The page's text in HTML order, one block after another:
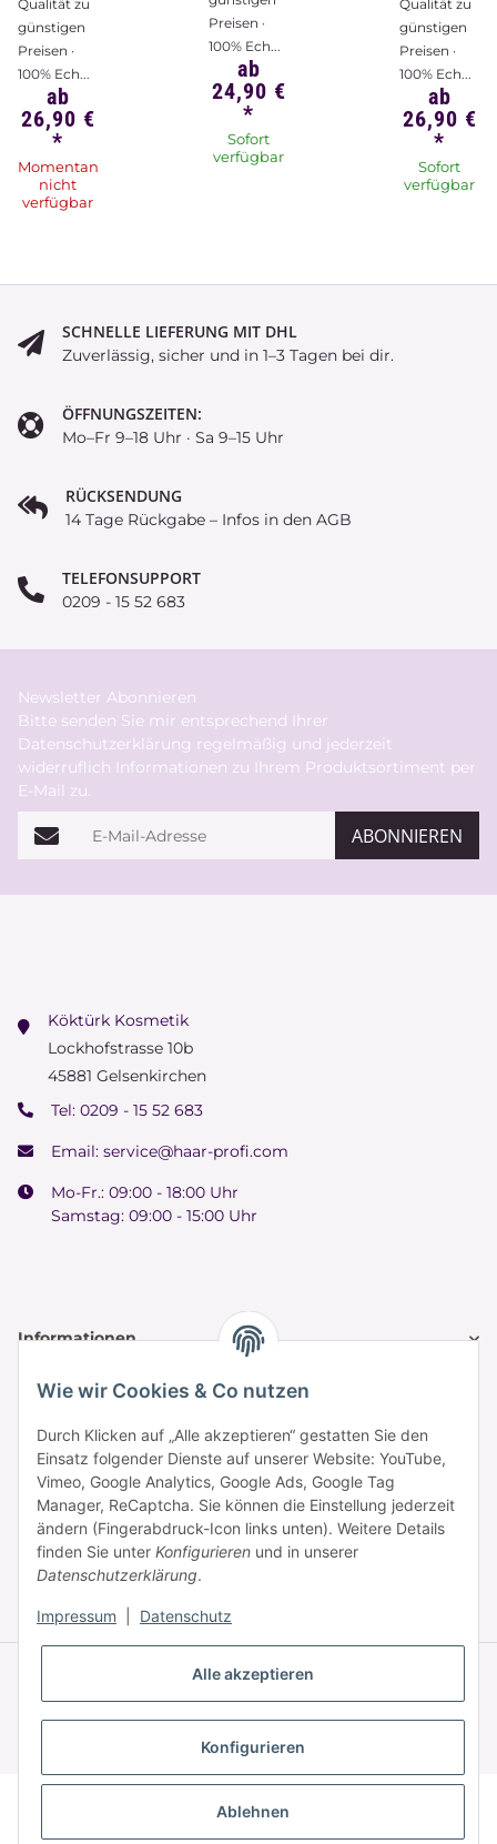
Wie wir Cookies & Co nutzen
Durch Klicken auf „Alle akzeptieren“ gestatten Sie den
Einsatz folgender Dienste auf unserer Website: YouTube,
Vimeo, Google Analytics, Google Ads, Google Tag
Manager, ReCaptcha. Sie können die Einstellung jederzeit
ändern (Fingerabdruck-Icon links unten). Weitere Details
finden Sie unter Konfigurieren und in unserer
Datenschutzerklärung.
Impressum Datenschutz
Alle akzeptieren
Konfigurieren
Ablehnen
Qualität zu
günstigen
Preisen ·
100% Ech...
ab
26,90 €
*
Momentan
nicht
verfügbar
Preisen ·
100% Ech...
ab
24,90 €
*
Sofort
verfügbar
Qualität zu
günstigen
Preisen ·
100% Ech...
ab
26,90 €
*
Sofort
verfügbar
SCHNELLE LIEFERUNG MIT DHL
Zuverlässig, sicher und in 1–3 Tagen bei dir.
ÖFFNUNGSZEITEN:
Mo–Fr 9–18 Uhr · Sa 9–15 Uhr
RÜCKSENDUNG
14 Tage Rückgabe – Infos in den AGB
TELEFONSUPPORT
0209 - 15 52 683
Newsletter Abonnieren
Bitte senden Sie mir entsprechend Ihrer
Datenschutzerklärung regelmäßig und jederzeit
widerruflich Informationen zu Ihrem Produktsortiment per
E-Mail zu.
E-Mail-Adresse ABONNIEREN
Köktürk Kosmetik
Lockhofstrasse 10b
45881 Gelsenkirchen
Tel: 0209 - 15 52 683
Email: service@haar-profi.com
Mo-Fr.: 09:00 - 18:00 Uhr
Samstag: 09:00 - 15:00 Uhr
Informationen
© © 2025 HAAR PROFI – A brand of Novon Professional GmbH